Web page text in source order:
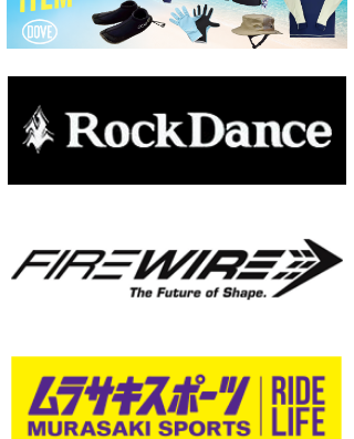
上田純子
SancheZ
wanda
banpaku
Mr.K